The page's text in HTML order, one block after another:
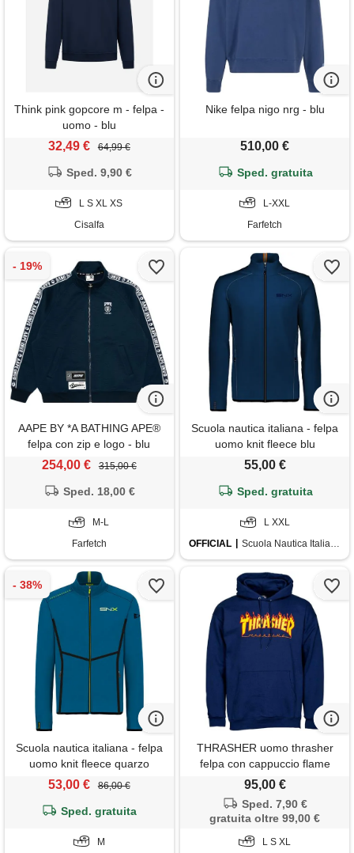
Think pink gopcore m - felpa -
uomo - blu
32,49 € 64,99 €
Sped. 9,90 €
L S XL XS
Cisalfa
Nike felpa nigo nrg - blu
510,00 €
Sped. gratuita
L-XXL
Farfetch
AAPE BY *A BATHING APE®
felpa con zip e logo - blu
254,00 € 315,00 €
Sped. 18,00 €
M-L
Farfetch
Scuola nautica italiana - felpa
uomo knit fleece blu
55,00 €
Sped. gratuita
L XXL
OFFICIAL
Scuola Nautica Italiana
Scuola nautica italiana - felpa
uomo knit fleece quarzo
53,00 € 86,00 €
Sped. gratuita
M
THRASHER uomo thrasher
felpa con cappuccio flame
logo
95,00 €
Sped. 7,90 €
gratuita oltre 99,00 €
L S XL